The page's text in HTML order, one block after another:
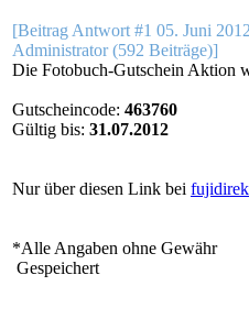
[Beitrag Antwort #1 05. Juni
Administrator (592 Beiträge)]
Die Fotobuch-Gutschein Aktion
Gutscheincode: 463760
Gültig bis: 31.07.2012
Nur über diesen Link bei
*Alle Angaben ohne Gewähr
Gespeichert